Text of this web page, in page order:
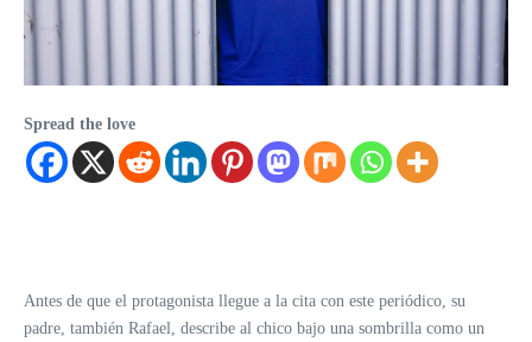
Spread the love
Antes de que el protagonista llegue a la cita con este periódico, su
padre, también Rafael, describe al chico bajo una sombrilla como un